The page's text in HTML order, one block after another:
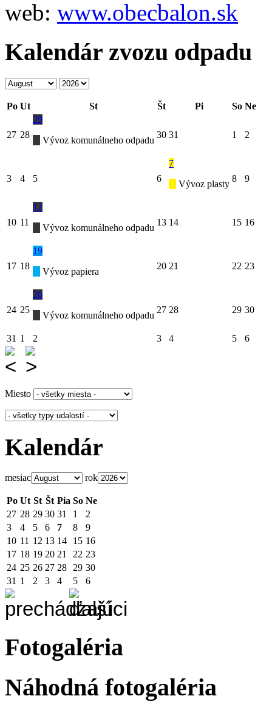
web: www.obecbalon.sk
Kalendár zvozu odpadu
Po Ut St Št Pi So Ne
27 28
29
Vývoz komunálneho odpadu
30 31 1 2
3 4 5 6
7
Vývoz plasty
8 9
10 11
12
Vývoz komunálneho odpadu
13 14 15 16
17 18
19
Vývoz papiera
20 21 22 23
24 25
26
Vývoz komunálneho odpadu
27 28 29 30
31 1 2 3 4 5 6
Miesto
Kalendár
mesiac rok
Po Ut St Št Pia So Ne
27 28 29 30 31 1
2
3
4 5 6 7 8
9
10 11 12 13 14 15 16
17 18 19 20 21 22 23
24 25 26 27 28 29 30
31 1 2 3 4 5 6
Fotogaléria
Náhodná fotogaléria